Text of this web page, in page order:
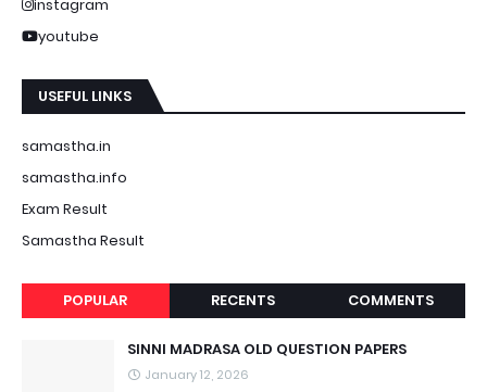
instagram
youtube
USEFUL LINKS
samastha.in
samastha.info
Exam Result
Samastha Result
POPULAR RECENTS COMMENTS
SINNI MADRASA OLD QUESTION PAPERS
January 12, 2026